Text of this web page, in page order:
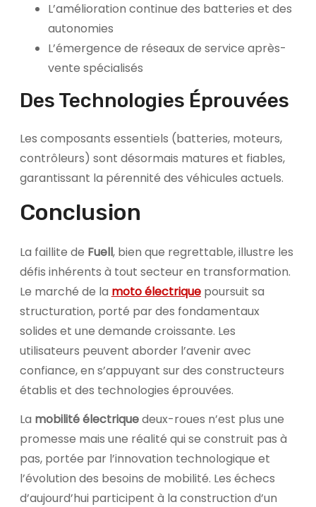
L’amélioration continue des batteries et des
autonomies
L’émergence de réseaux de service après-
vente spécialisés
Des Technologies Éprouvées
Les composants essentiels (batteries, moteurs,
contrôleurs) sont désormais matures et fiables,
garantissant la pérennité des véhicules actuels.
Conclusion
La faillite de Fuell, bien que regrettable, illustre les
défis inhérents à tout secteur en transformation.
Le marché de la moto électriquepoursuit sa
structuration, porté par des fondamentaux
solides et une demande croissante. Les
utilisateurs peuvent aborder l’avenir avec
confiance, en s’appuyant sur des constructeurs
établis et des technologies éprouvées.
La mobilité électriquedeux-roues n’est plus une
promesse mais une réalité qui se construit pas à
pas, portée par l’innovation technologique et
l’évolution des besoins de mobilité. Les échecs
d’aujourd’hui participent à la construction d’un